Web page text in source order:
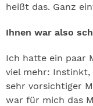
heißt das. Ganz
Ihnen war also
Ich hatte ein paar
viel mehr: Instinkt,
sehr vorsichtiger
war für mich das